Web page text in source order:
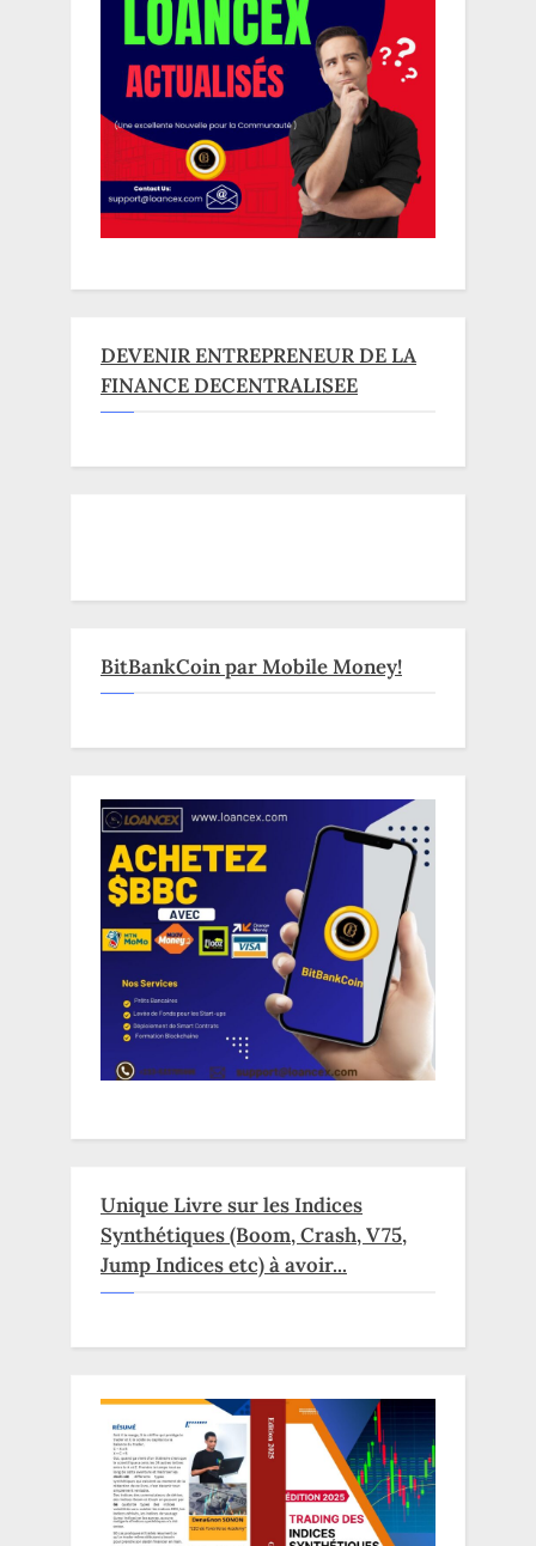
DEVENIR ENTREPRENEUR DE LA
FINANCE DECENTRALISEE
BitBankCoin par Mobile Money!
Unique Livre sur les Indices
Synthétiques (Boom, Crash, V75,
Jump Indices etc) à avoir...